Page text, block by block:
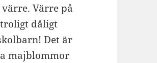
Värre på
dåligt
Det är
majblommor